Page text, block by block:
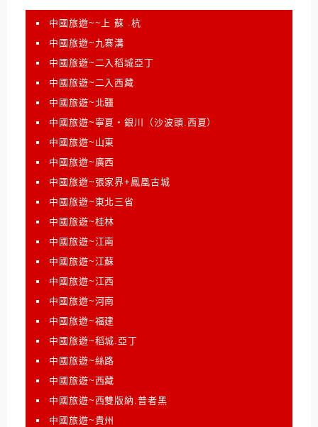
中國旅遊~~上 蘇 .杭
中國旅遊~九寨溝
中國旅遊~二入稻城亞丁
中國旅遊~二入西藏
中國旅遊~北疆
中國旅遊~寧夏‧銀川（沙波頭.西夏）
中國旅遊~山東
中國旅遊~廣西
中國旅遊~張家界+鳳凰古城
中國旅遊~東北三省
中國旅遊~桂林
中國旅遊~江南
中國旅遊~江蘇
中國旅遊~江西
中國旅遊~河南
中國旅遊~福建
中國旅遊~稻城.亞丁
中國旅遊~絲路
中國旅遊~西藏
中國旅遊~西雙版納.普者黑
中國旅遊~貴州